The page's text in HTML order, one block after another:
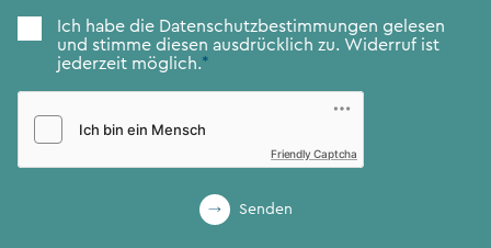
Zustimmung*
Ich habe die Datenschutzbestimmungen gelesen
und stimme diesen ausdrücklich zu. Widerruf ist
jederzeit möglich.*
Friendly Captcha
Senden